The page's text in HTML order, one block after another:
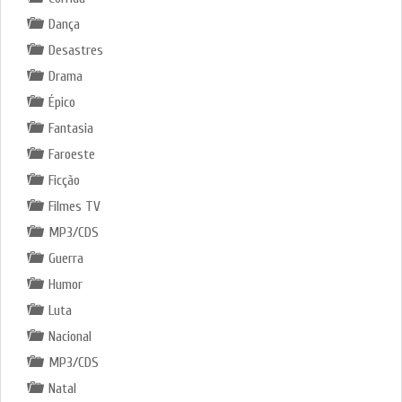
Dança
Desastres
Drama
Épico
Fantasia
Faroeste
Ficção
Filmes TV
MP3/CDS
Guerra
Humor
Luta
Nacional
MP3/CDS
Natal